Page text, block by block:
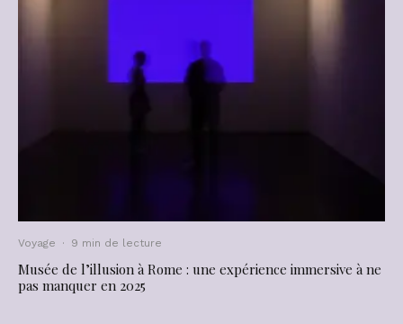
Voyage · 9 min de lecture
Musée de l’illusion à Rome : une expérience immersive à ne
pas manquer en 2025